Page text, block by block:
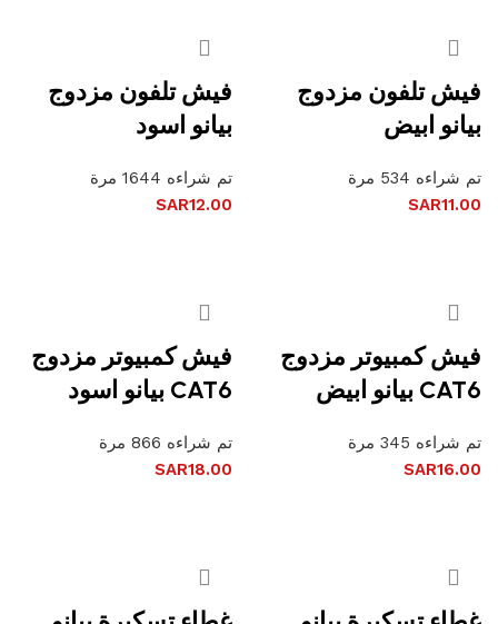
فيش تلفون مزدوج
بيانو ابيض
تم شراءه 534 مرة
SAR11.00
فيش تلفون مزدوج
بيانو اسود
تم شراءه 1644 مرة
SAR12.00
فيش كمبيوتر مزدوج
CAT6 بيانو ابيض
تم شراءه 345 مرة
SAR16.00
فيش كمبيوتر مزدوج
CAT6 بيانو اسود
تم شراءه 866 مرة
SAR18.00